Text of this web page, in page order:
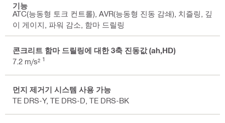
기능
ATC(능동형 토크 컨트롤), AVR(능동형 진동 감쇄), 치즐링, 깊
이 게이지, 파워 감소, 함마 드릴링
콘크리트 함마 드릴링에 대한 3축 진동값 (ah,HD)
7.2 m/s² 1
먼지 제거기 시스템 사용 가능
TE DRS-Y, TE DRS-D, TE DRS-BK